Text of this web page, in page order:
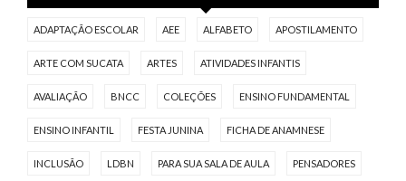
ADAPTAÇÃO ESCOLAR AEE ALFABETO APOSTILAMENTO
ARTE COM SUCATA ARTES ATIVIDADES INFANTIS
AVALIAÇÃO BNCC COLEÇÕES ENSINO FUNDAMENTAL
ENSINO INFANTIL FESTA JUNINA FICHA DE ANAMNESE
INCLUSÃO LDBN PARA SUA SALA DE AULA PENSADORES